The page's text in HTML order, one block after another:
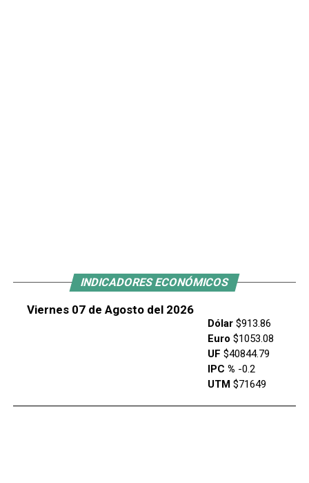
INDICADORES ECONÓMICOS
Viernes 07 de Agosto del 2026
Dólar$913.86
Euro $1053.08
UF $40844.79
IPC % -0.2
UTM$71649